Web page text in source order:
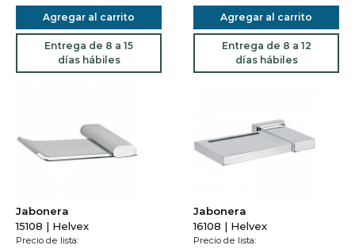
Agregar al carrito
Entrega de 8 a 15
días hábiles
Agregar al carrito
Entrega de 8 a 12
días hábiles
Jabonera
15108 | Helvex
Precio de lista:
Jabonera
16108 | Helvex
Precio de lista: